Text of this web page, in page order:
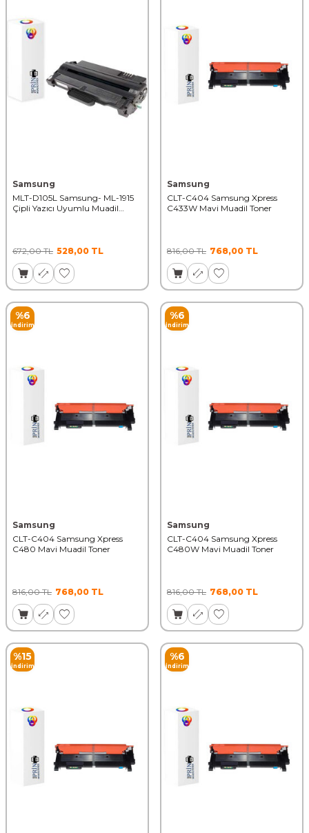
Samsung
MLT-D105L Samsung- ML-1915
Çipli Yazıcı Uyumlu Muadil
672,00TL 528,00 TL
Samsung
CLT-C404 Samsung Xpress
C433W Mavi Muadil Toner
816,00TL 768,00 TL
%6
İndirim
Samsung
CLT-C404 Samsung Xpress
C480 Mavi Muadil Toner
816,00TL 768,00 TL
%6
İndirim
Samsung
CLT-C404 Samsung Xpress
C480W Mavi Muadil Toner
816,00TL 768,00 TL
%15
İndirim
%6
İndirim